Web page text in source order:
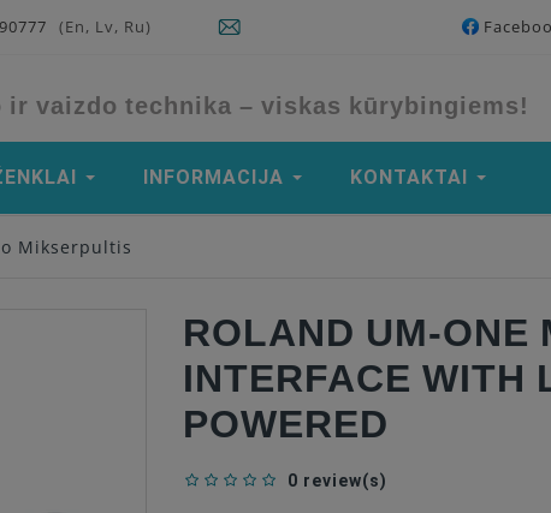
(En, Lv, Ru)
ir vaizdo technika – viskas kūrybingiems!
INFORMACIJA KONTAKTAI
Mikserpultis
ROLAND UM-ONE
INTERFACE WITH
POWERED
0 review(s)